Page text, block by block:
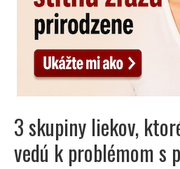
3 skupiny liekov,
vedú k problémom s